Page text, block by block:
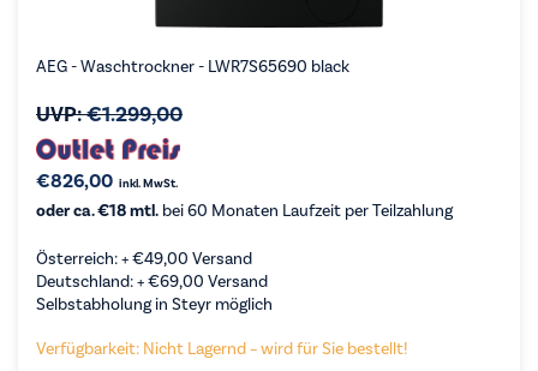
AEG - Waschtrockner - LWR7S65690 black
UVP:€1.299,00
€826,00 inkl. MwSt.
oder ca. €18 mtl. bei 60 Monaten Laufzeit per Teilzahlung
Österreich: +€49,00 Versand
Deutschland: +€69,00 Versand
Selbstabholung in Steyr möglich
Verfügbarkeit: Nicht Lagernd – wird für Sie bestellt!